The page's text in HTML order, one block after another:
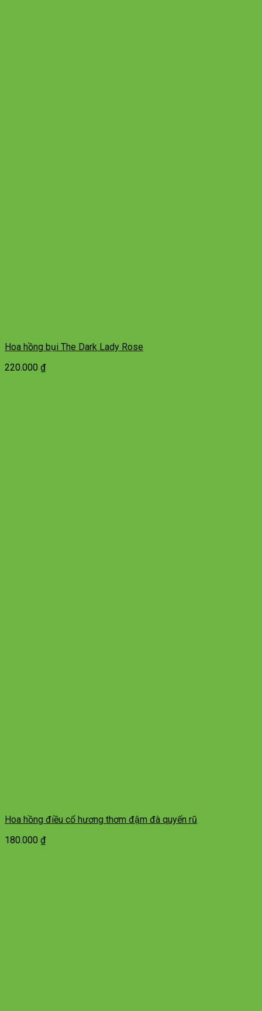
Hoa hồng bụi The Dark Lady Rose
220.000 ₫
Hoa hồng điều cổ hương thơm đậm đà quyến rũ
180.000 ₫